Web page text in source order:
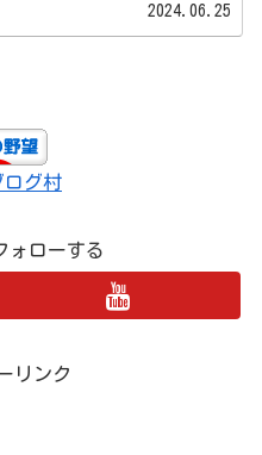
2024.06.25
ログ村
ォローする
リンク